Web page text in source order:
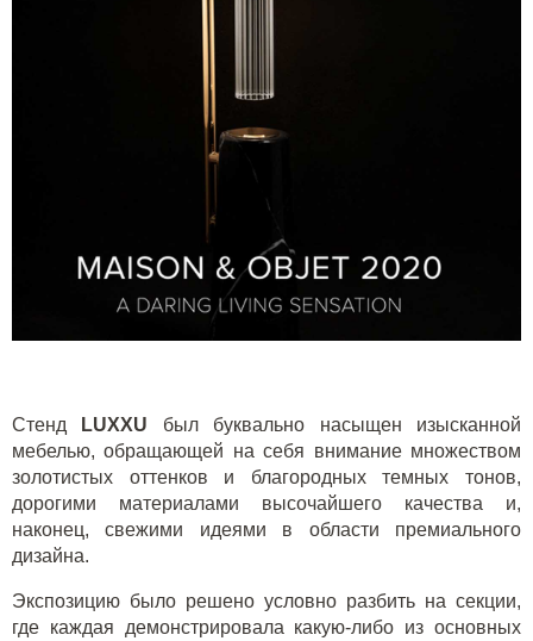
Стенд LUXXU
был буквально насыщен изысканной
мебелью, обращающей на себя внимание множеством
золотистых оттенков и благородных темных тонов,
дорогими материалами высочайшего качества и,
наконец, свежими идеями в области премиального
дизайна.
Экспозицию было решено условно разбить на секции,
где каждая демонстрировала какую-либо из основных